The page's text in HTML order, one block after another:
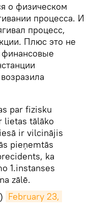
о физическом
процесса. И
процесс,
Плюс это не
финансовые
par fizisku
lietas tālāko
ir vilcinājis
pieņemtās
ka
1.instanses
zālē.
February 23,